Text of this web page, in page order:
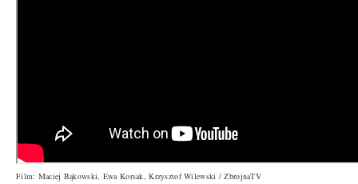
Film: Maciej Bąkowski, Ewa Korsak, Krzysztof Wilewski / ZbrojnaTV